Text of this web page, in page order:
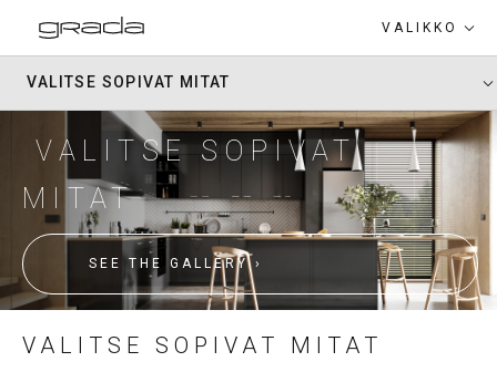
VALIKKO
PALVELUT
TUOTEET
KEITTIÖKALUSTEIDEN OVET
ERIKOISMAALATUT MDF- JA -
IHMISET
INFO
YHTEYSTIEDOT
VALITSE SOPIVAT MITAT
VALITSE SOPIVAT
MITAT
SEE THE GALLERY
VALITSE SOPIVAT MITAT